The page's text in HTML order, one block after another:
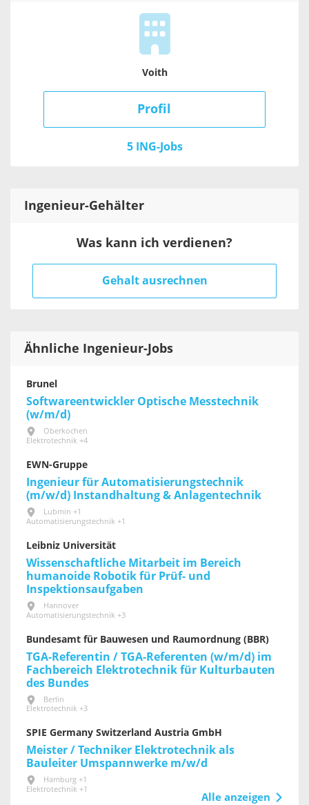
Voith
Profil
5 ING-Jobs
Ingenieur-Gehälter
Was kann ich verdienen?
Gehalt ausrechnen
Ähnliche Ingenieur-Jobs
Brunel
Softwareentwickler Optische Messtechnik
(w/m/d)
Oberkochen
Elektrotechnik +4
EWN-Gruppe
Ingenieur für Automatisierungstechnik
(m/w/d) Instandhaltung & Anlagentechnik
Lubmin +1
Automatisierungstechnik +1
Leibniz Universität
Wissenschaftliche Mitarbeit im Bereich
humanoide Robotik für Prüf- und
Inspektionsaufgaben
Hannover
Automatisierungstechnik +3
Bundesamt für Bauwesen und Raumordnung (BBR)
TGA-Referentin / TGA-Referenten (w/m/d) im
Fachbereich Elektrotechnik für Kultur­bauten
des Bundes
Berlin
Elektrotechnik +3
SPIE Germany Switzerland Austria GmbH
Meister / Techniker Elektrotechnik als
Bauleiter Umspannwerke m/w/d
Hamburg +1
Elektrotechnik +1
Alle anzeigen